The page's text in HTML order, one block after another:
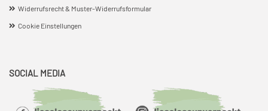
Widerrufsrecht & Muster-Widerrufsformular
Cookie Einstellungen
SOCIAL MEDIA